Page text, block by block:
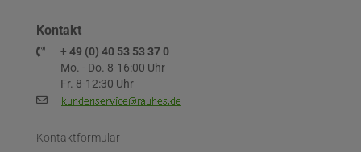
Kontakt
+ 49 (0) 40 53 53 37 0
Mo. - Do. 8-16:00 Uhr
Fr. 8-12:30 Uhr
Kontaktformular